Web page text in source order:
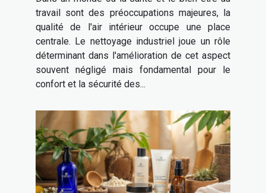
?
travail sont des préoccupations majeures, la
qualité de l'air intérieur occupe une place
centrale. Le nettoyage industriel joue un rôle
déterminant dans l'amélioration de cet aspect
souvent négligé mais fondamental pour le
confort et la sécurité des...